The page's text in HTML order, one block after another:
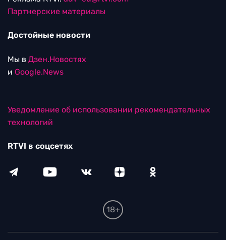
Партнерские материалы
Достойные новости
Мы в Дзен.Новостях
и Google.News
Уведомление об использовании рекомендательных
технологий
RTVI в соцсетях
18+